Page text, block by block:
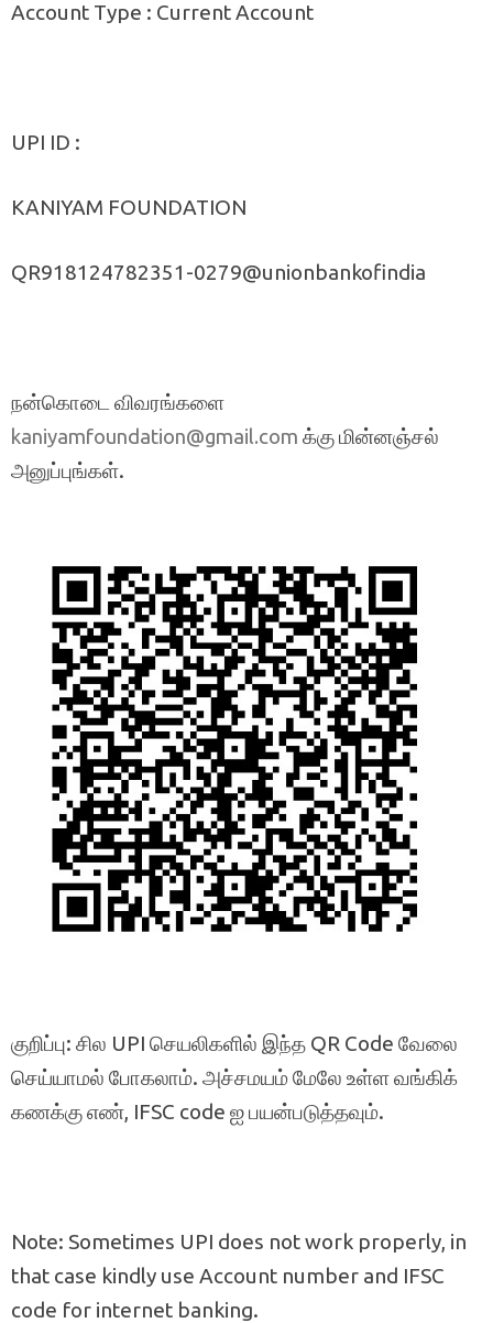
Account Type : Current Account
UPI ID :
KANIYAM FOUNDATION
QR918124782351-0279@unionbankofindia
நன்கொடை விவரங்களை
kaniyamfoundation@gmail.com க்கு மின்னஞ்சல்
அனுப்புங்கள்.
குறிப்பு: சில UPI செயலிகளில் இந்த QR Code வேலை
செய்யாமல் போகலாம். அச்சமயம் மேலே உள்ள வங்கிக்
கணக்கு எண், IFSC code ஐ பயன்படுத்தவும்.
Note: Sometimes UPI does not work properly, in
that case kindly use Account number and IFSC
code for internet banking.